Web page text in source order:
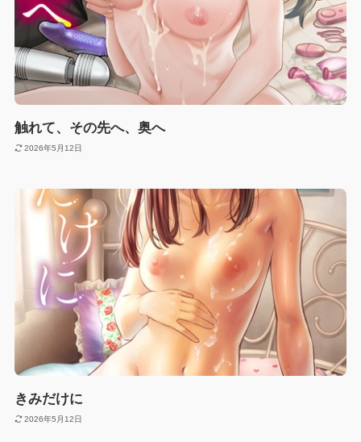
触れて、その先へ、奥へ
2026年5月12日
きみだけに
2026年5月12日